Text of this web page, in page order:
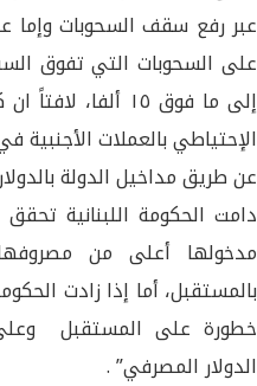
عبر رفع سقف السحوبات وإما
على السحوبات التي تفوق
إلى ما فوق ١٥
الإحتياطي بالعملات
عن طريق مداخيل الدولة
دامت الحكومة اللبنانية
مدخولها أعلى من
بالمستقبل، أما إذا زادت
خطورة على المستقبل
الدولار المصرفي” .